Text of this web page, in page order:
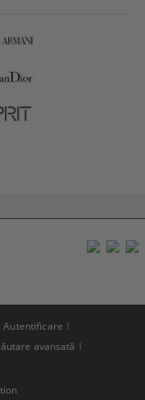
Autentificare
avansată